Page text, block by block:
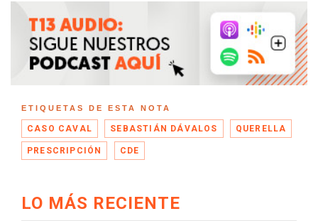
ETIQUETAS DE ESTA NOTA
CASO CAVAL SEBASTIÁN DÁVALOS QUERELLA
PRESCRIPCIÓN CDE
LO MÁS RECIENTE